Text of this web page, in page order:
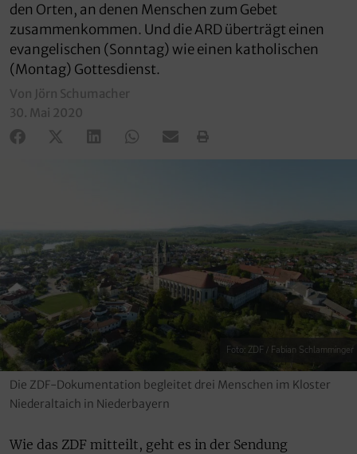
den Orten, an denen Menschen zum Gebet
zusammenkommen. Und die ARD überträgt einen
evangelischen (Sonntag) wie einen katholischen
(Montag) Gottesdienst.
Von Jörn Schumacher
30. Mai 2020
Foto: ZDF / Fabian Schlamminger
Die ZDF-Dokumentation begleitet drei Menschen im Kloster
Niederaltaich in Niederbayern
Wie das ZDF mitteilt, geht es in der Sendung